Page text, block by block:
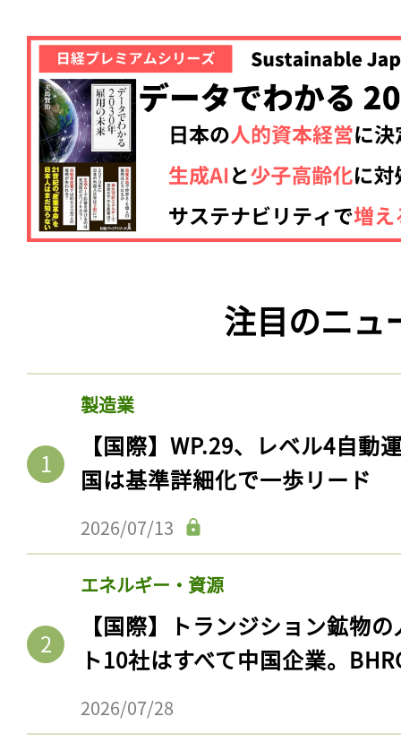
注目のニュ
製造業
【国際】WP.29、レベル4自動
国は基準詳細化で一歩リード
2026/07/13
エネルギー・資源
【国際】トランジション鉱物
ト10社はすべて中国企業。
2026/07/28